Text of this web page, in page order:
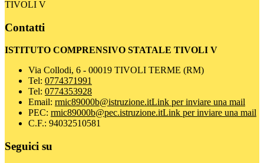
TIVOLI V
Contatti
ISTITUTO COMPRENSIVO STATALE TIVOLI V
Via Collodi, 6 - 00019 TIVOLI TERME (RM)
Tel: 0774371991
Tel: 0774353928
Email: rmic89000b@istruzione.itLink per inviare una mail
PEC: rmic89000b@pec.istruzione.itLink per inviare una mail
C.F.: 94032510581
Seguici su